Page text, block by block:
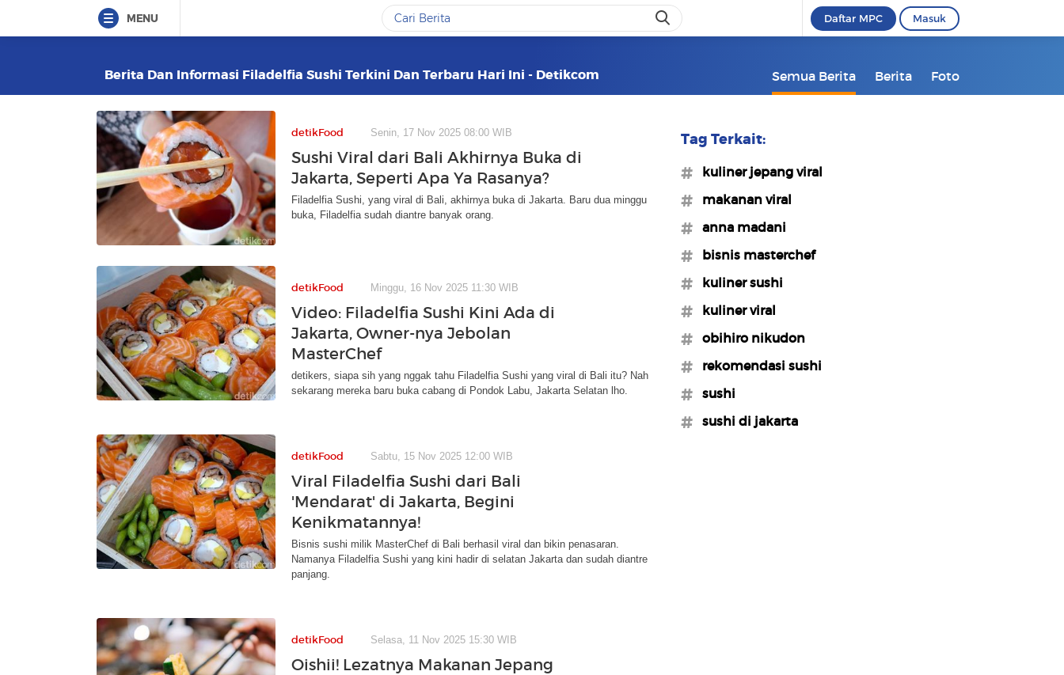
MENU Daftar MPC Masuk
Berita Dan Informasi Filadelfia Sushi Terkini Dan Terbaru Hari Ini - Detikcom Semua Berita Berita Foto
detikFood Senin, 17 Nov 2025 08:00 WIB
Sushi Viral dari Bali Akhirnya Buka di
Jakarta, Seperti Apa Ya Rasanya?
Filadelfia Sushi, yang viral di Bali, akhirnya buka di Jakarta. Baru dua minggu
buka, Filadelfia sudah diantre banyak orang.
detikFood Minggu, 16 Nov 2025 11:30 WIB
Video: Filadelfia Sushi Kini Ada di
Jakarta, Owner-nya Jebolan
MasterChef
detikers, siapa sih yang nggak tahu Filadelfia Sushi yang viral di Bali itu? Nah
sekarang mereka baru buka cabang di Pondok Labu, Jakarta Selatan lho.
detikFood Sabtu, 15 Nov 2025 12:00 WIB
Viral Filadelfia Sushi dari Bali
'Mendarat' di Jakarta, Begini
Kenikmatannya!
Bisnis sushi milik MasterChef di Bali berhasil viral dan bikin penasaran.
Namanya Filadelfia Sushi yang kini hadir di selatan Jakarta dan sudah diantre
panjang.
detikFood Selasa, 11 Nov 2025 15:30 WIB
Oishii! Lezatnya Makanan Jepang
Tag Terkait:
#kuliner jepang viral
#makanan viral
#anna madani
#bisnis masterchef
#kuliner sushi
#kuliner viral
#obihiro nikudon
#rekomendasi sushi
#sushi
#sushi di jakarta